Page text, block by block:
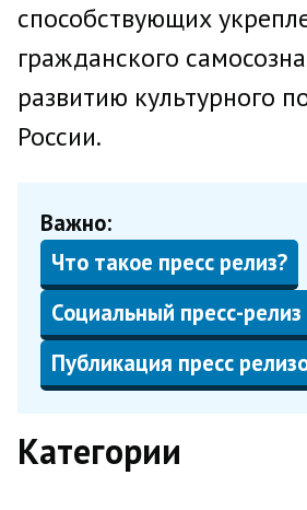
способствующих
гражданского
развитию культурного
России.
Важно:
Что такое пресс релиз?
Социальный пресс-релиз
Публикация пресс
Категории